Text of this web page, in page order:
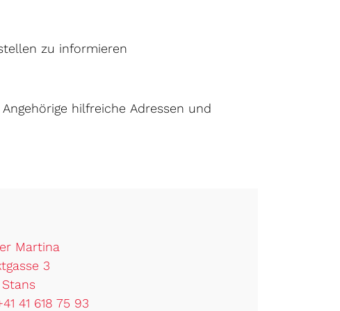
zu informieren
einem neuen Fenster geöffnet.
hilfreiche Adressen und
Martina
3
Stans
41 618 75 93